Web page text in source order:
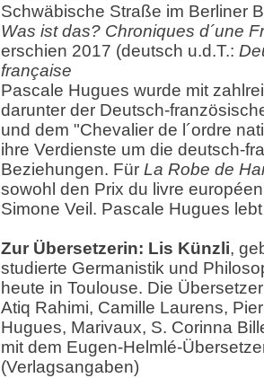
Schwäbische Straße im Berliner
Was ist das? Chroniques d´une
erschien 2017 (deutsch u.d.T.:
française
Pascale Hugues wurde mit
darunter der Deutsch-
und dem "Chevalier de l´ordre
ihre Verdienste um die deutsch-
Beziehungen. Für La Robe de
sowohl den Prix du livre
Simone Veil. Pascale Hugues
Zur Übersetzerin: Lis Künzli,
studierte Germanistik und
heute in Toulouse. Die
Atiq Rahimi, Camille Laurens,
Hugues, Marivaux, S. Corinna
mit dem Eugen-Helmlé-
(Verlagsangaben)